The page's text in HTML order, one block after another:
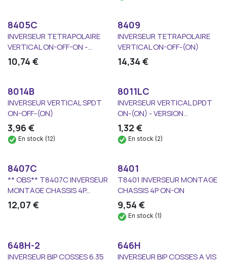
8405C
INVERSEUR TETRAPOLAIRE
VERTICAL ON-OFF-ON -...
10,74 €
8409
INVERSEUR TETRAPOLAIRE
VERTICAL ON-OFF-(ON)
14,34 €
8014B
INVERSEUR VERTICAL SPDT
ON-OFF-(ON)
3,96 €
En stock (12)
8011LC
INVERSEUR VERTICAL DPDT
ON-(ON) - VERSION...
1,32 €
En stock (2)
8407C
** OBS** T8407C INVERSEUR
MONTAGE CHASSIS 4P...
12,07 €
8401
T8401 INVERSEUR MONTAGE
CHASSIS 4P ON-ON
9,54 €
En stock (1)
648H-2
INVERSEUR BIP COSSES 6.35
646H
INVERSEUR BIP COSSES A VIS